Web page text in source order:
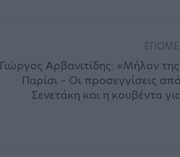
Γιώργος Αρβανιτίδης: «Μήλον
Παρίσι – Οι προσεγγίσεις
Σενετάκη και η κουβέντα